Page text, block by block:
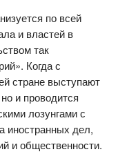
по всей
и властей в
так
Когда с
стране выступают
и проводится
лозунгами с
иностранных дел,
и общественности.